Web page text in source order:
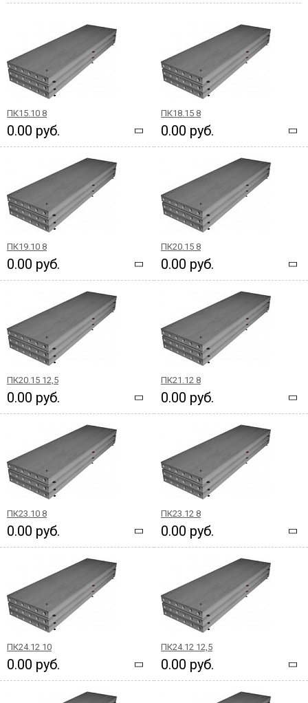
ПК15.10 8
0.00 руб.
ПК18.15 8
0.00 руб.
ПК19.10 8
0.00 руб.
ПК20.15 8
0.00 руб.
ПК20.15 12,5
0.00 руб.
ПК21.12 8
0.00 руб.
ПК23.10 8
0.00 руб.
ПК23.12 8
0.00 руб.
ПК24.12 10
0.00 руб.
ПК24.12 12,5
0.00 руб.